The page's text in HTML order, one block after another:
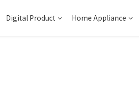
Digital Product Home Appliance